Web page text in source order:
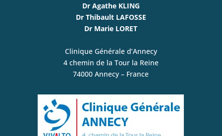
Dr Agathe KLING
Dr Thibault LAFOSSE
Dr Marie LORET
Clinique Générale d’Annecy
4 chemin de la Tour la Reine
74000 Annecy – France